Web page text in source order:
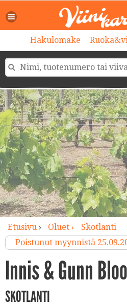
Hakulomake
Etusivu› Oluet ›
Skotlanti
Poistunut myynnistä
Innis & Gunn
SKOTLANTI